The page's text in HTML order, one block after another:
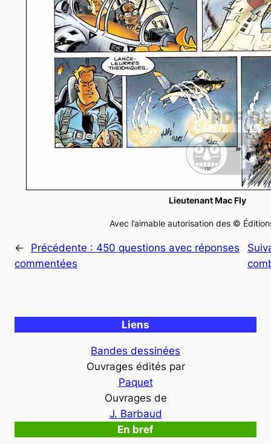
Lieutenant Mac Fly
Avec l’aimable autorisation des ©
← Précédente : 450 questions avec réponses
commentées
Liens
Bandes dessinées
Ouvrages édités par
Paquet
Ouvrages de
J. Barbaud
En bref